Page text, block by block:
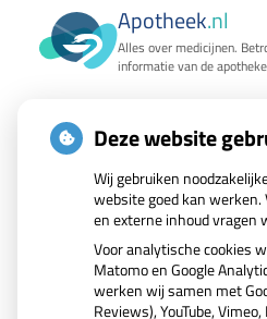
Apotheek.nl
Alles over medicijnen.
informatie van de
Wat zoekt u?
Zoek geneesmiddel
Zoeken
Deze website
Wij gebruiken
website goed kan werken.
en externe inhoud vragen
Voor analytische cookies
Matomo en Google
werken wij samen met
Reviews), YouTube,